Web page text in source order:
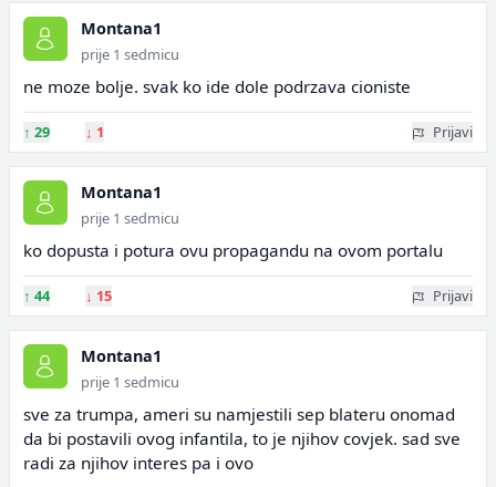
Montana1
prije 1 sedmicu
ne moze bolje. svak ko ide dole podrzava cioniste
↑ 29 ↓ 1 Prijavi
Montana1
prije 1 sedmicu
ko dopusta i potura ovu propagandu na ovom portalu
↑ 44 ↓ 15 Prijavi
Montana1
prije 1 sedmicu
sve za trumpa, ameri su namjestili sep blateru onomad
da bi postavili ovog infantila, to je njihov covjek. sad sve
radi za njihov interes pa i ovo